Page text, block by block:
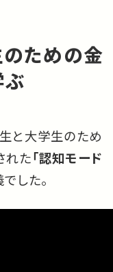
のための金
ぶ
と大学生のため
れた「認知モード
した。